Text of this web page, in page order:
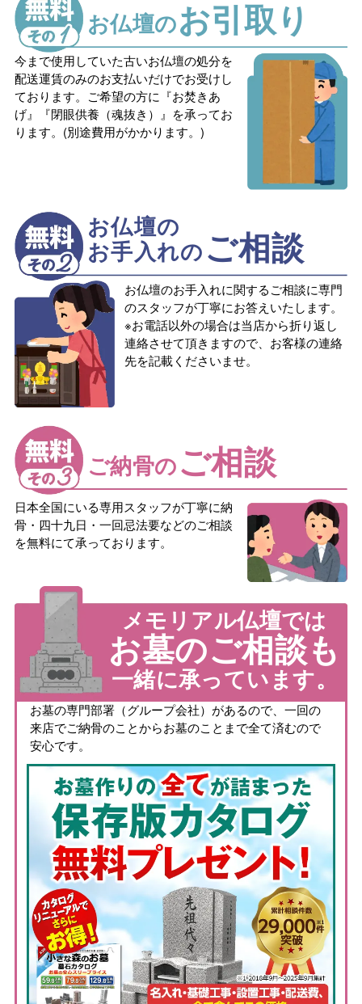
お仏壇のお引取り
今まで使用していた古いお仏壇の処分を
配送運賃のみのお支払いだけでお受けし
ております。ご希望の方に『お焚きあ
げ』『閉眼供養（魂抜き）』を承ってお
ります。(別途費用がかかります。)
お仏壇の
お手入れの ご相談
お仏壇のお手入れに関するご相談に専門
のスタッフが丁寧にお答えいたします。
※お電話以外の場合は当店から折り返し
連絡させて頂きますので、お客様の連絡
先を記載くださいませ。
ご納骨の ご相談
日本全国にいる専用スタッフが丁寧に納
骨・四十九日・一回忌法要などのご相談
を無料にて承っております。
メモリアル仏壇では
お墓のご相談も
一緒に承っています。
お墓の専門部署（グループ会社）があるので、一回の
来店でご納骨のことからお墓のことまで全て済むので
安心です。